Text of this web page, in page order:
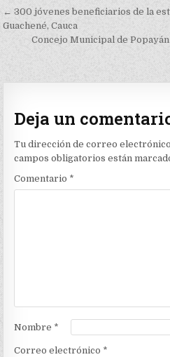
Navegación
de
entradas
← 300 jóvenes beneficiarios de la
Guachené, Cauca
Concejo Municipal de
Deja un
Tu dirección de correo
campos obligatorios están
Comentario *
Nombre *
Correo electrónico *